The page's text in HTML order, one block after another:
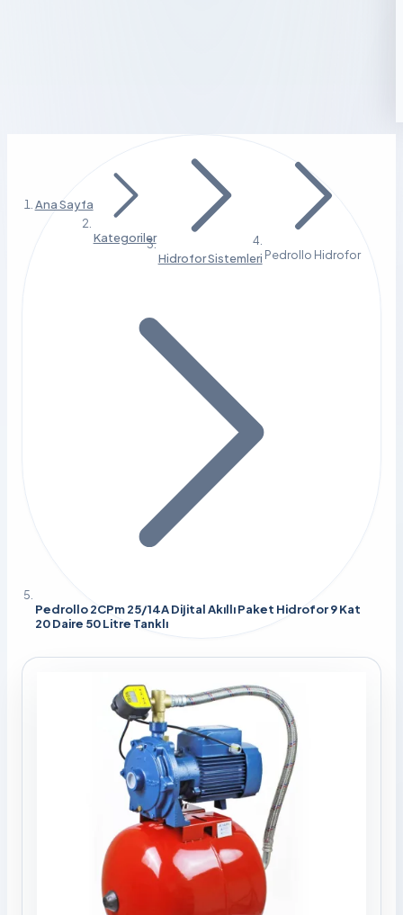
Ana Sayfa
Kategoriler
Hidrofor Sistemleri Pedrollo Hidrofor
Pedrollo 2CPm 25/14A Dijital Akıllı Paket Hidrofor 9 Kat
20 Daire 50 Litre Tanklı